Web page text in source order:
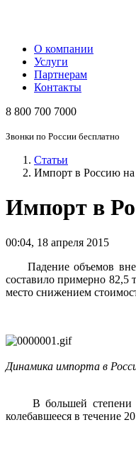
О компании
Услуги
Партнерам
Контакты
8 800 700 7000
Звонки по России бесплатно
Статьи
Импорт в Россию на
Импорт в
00:04, 18 апреля 2015
Падение объемов
составило примерно
место снижением
Динамика импорта в
В большей степени
колебавшееся в течение